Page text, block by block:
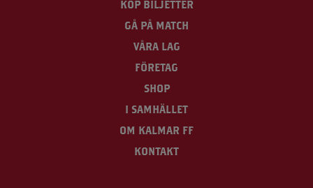
KÖP BILJETTER
GÅ PÅ MATCH
VÅRA LAG
FÖRETAG
SHOP
I SAMHÄLLET
OM KALMAR FF
KONTAKT